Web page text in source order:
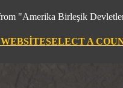
"Amerika Birleşik
SELECT A